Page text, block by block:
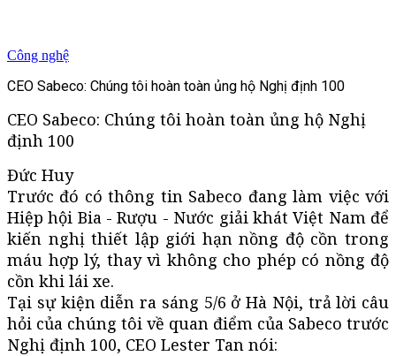
Công nghệ
CEO Sabeco: Chúng tôi hoàn toàn ủng hộ Nghị định 100
CEO Sabeco: Chúng tôi hoàn toàn ủng hộ Nghị
định 100
Đức Huy
Trước đó có thông tin Sabeco đang làm việc với
Hiệp hội Bia - Rượu - Nước giải khát Việt Nam để
kiến nghị thiết lập giới hạn nồng độ cồn trong
máu hợp lý, thay vì không cho phép có nồng độ
cồn khi lái xe.
Tại sự kiện diễn ra sáng 5/6 ở Hà Nội, trả lời câu
hỏi của chúng tôi về quan điểm của Sabeco trước
Nghị định 100, CEO Lester Tan nói: